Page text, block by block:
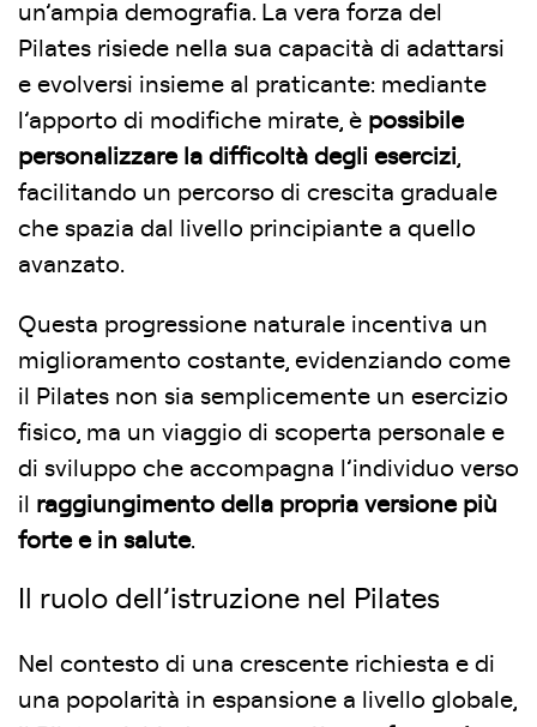
un’ampia demografia. La vera forza del
Pilates risiede nella sua capacità di adattarsi
e evolversi insieme al praticante: mediante
l’apporto di modifiche mirate, è possibile
personalizzare la difficoltà degli esercizi,
facilitando un percorso di crescita graduale
che spazia dal livello principiante a quello
avanzato.
Questa progressione naturale incentiva un
miglioramento costante, evidenziando come
il Pilates non sia semplicemente un esercizio
fisico, ma un viaggio di scoperta personale e
di sviluppo che accompagna l’individuo verso
il raggiungimento della propria versione più
forte e in salute.
Il ruolo dell’istruzione nel Pilates
Nel contesto di una crescente richiesta e di
una popolarità in espansione a livello globale,